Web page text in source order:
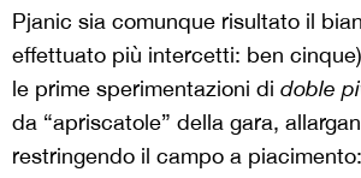
Pjanic sia comunque risultato il
effettuato più intercetti: ben
le prime sperimentazioni di doble
da “apriscatole” della gara,
restringendo il campo a